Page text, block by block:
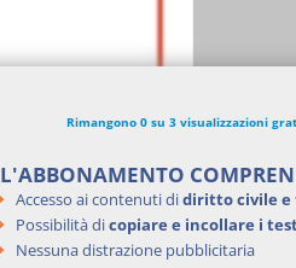
Rimangono 0 su 3 visualizzazioni
L'ABBONAMENTO
Accesso ai contenuti didiritto civile
Possibilità dicopiare e incollare i
Nessuna distrazione pubblicitaria